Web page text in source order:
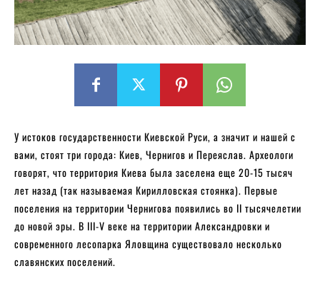
У истоков государственности Киевской Руси, а значит и нашей с
вами, стоят три города: Киев, Чернигов и Переяслав. Археологи
говорят, что территория Киева была заселена еще 20-15 тысяч
лет назад (так называемая Кирилловская стоянка). Первые
поселения на территории Чернигова появились во II тысячелетии
до новой эры. В III-V веке на территории Александровки и
современного лесопарка Яловщина существовало несколько
славянских поселений.